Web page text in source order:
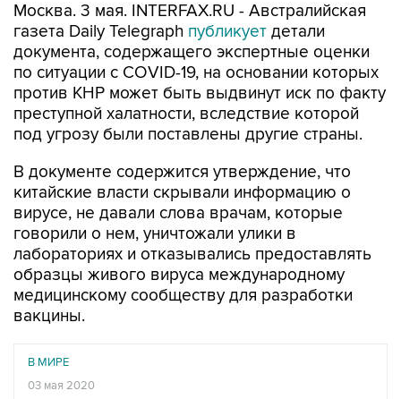
Москва. 3 мая. INTERFAX.RU - Австралийская
газета Daily Telegraph публикует детали
документа, содержащего экспертные оценки
по ситуации с COVID-19, на основании которых
против КНР может быть выдвинут иск по факту
преступной халатности, вследствие которой
под угрозу были поставлены другие страны.
В документе содержится утверждение, что
китайские власти скрывали информацию о
вирусе, не давали слова врачам, которые
говорили о нем, уничтожали улики в
лабораториях и отказывались предоставлять
образцы живого вируса международному
медицинскому сообществу для разработки
вакцины.
В МИРЕ
03 мая 2020